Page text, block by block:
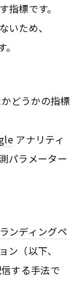
標です。
いため、
どうかの指標
アナリティ
パラメーター
ランディングペ
ン（以下、
する手法で